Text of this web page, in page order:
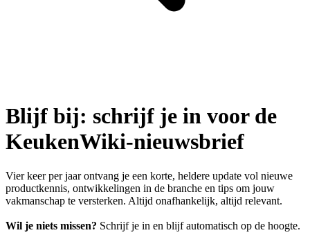
Blijf bij: schrijf je in voor de
KeukenWiki-nieuwsbrief
Vier keer per jaar ontvang je een korte, heldere update vol nieuwe
productkennis, ontwikkelingen in de branche en tips om jouw
vakmanschap te versterken. Altijd onafhankelijk, altijd relevant.
Wil je niets missen? Schrijf je in en blijf automatisch op de hoogte.